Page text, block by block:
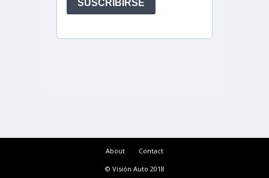
About
Contact
© Visión Auto 2018